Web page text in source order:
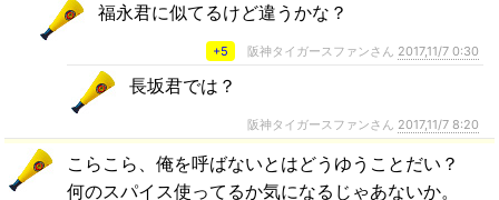
福永君に似てるけど違うかな？
+5 阪神タイガースファンさん 2017,11/7 0:30
長坂君では？
阪神タイガースファンさん 2017,11/7 8:20
こらこら、俺を呼ばないとはどうゆうことだい？
何のスパイス使ってるか気になるじゃあないか。